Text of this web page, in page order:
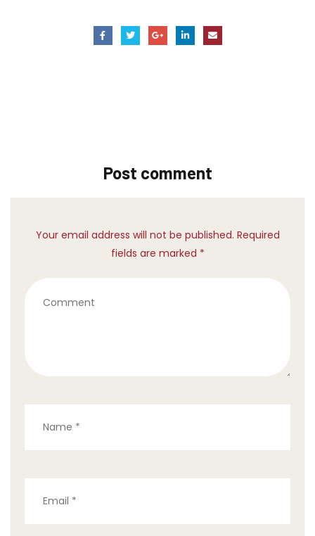
Post comment
Your email address will not be published. Required
fields are marked *